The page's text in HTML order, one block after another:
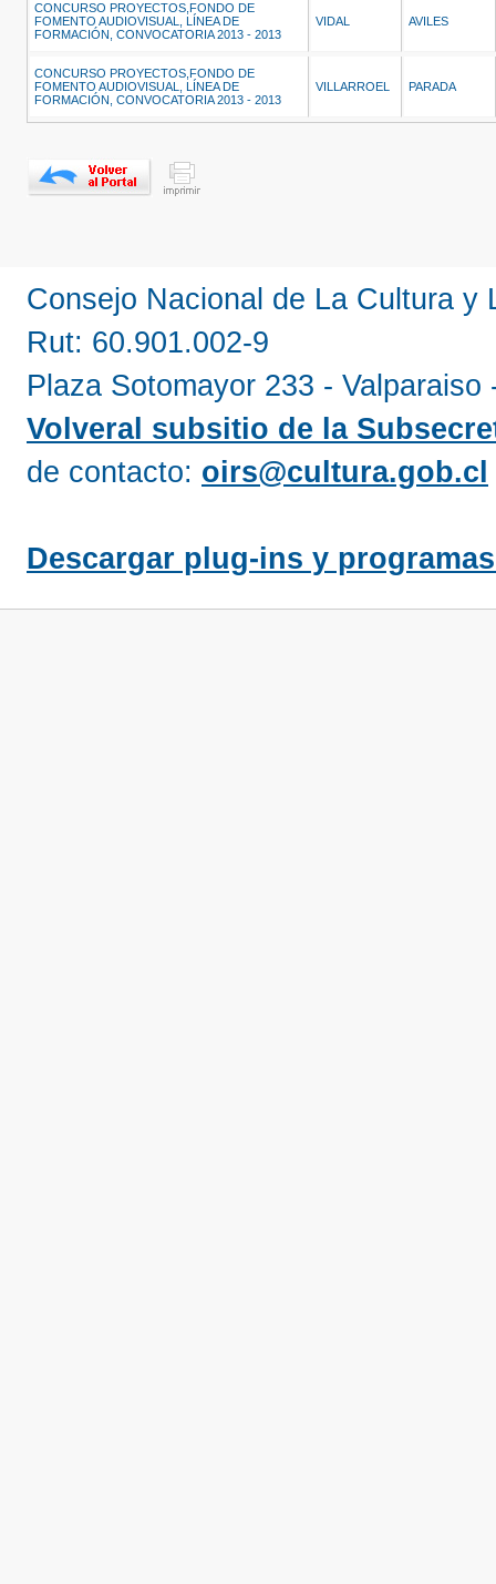
CONCURSO PROYECTOS,FONDO DE
FOMENTO AUDIOVISUAL, LÍNEA DE
FORMACIÓN, CONVOCATORIA 2013 - 2013
VIDAL AVILES
CONCURSO PROYECTOS,FONDO DE
FOMENTO AUDIOVISUAL, LÍNEA DE
FORMACIÓN, CONVOCATORIA 2013 - 2013
VILLARROEL PARADA
Consejo Nacional de La Cultura y
Rut: 60.901.002-9
Plaza Sotomayor 233 -
Volveral subsitio de la
de contacto: oirs@cultura.gob.cl
Descargar plug-ins y